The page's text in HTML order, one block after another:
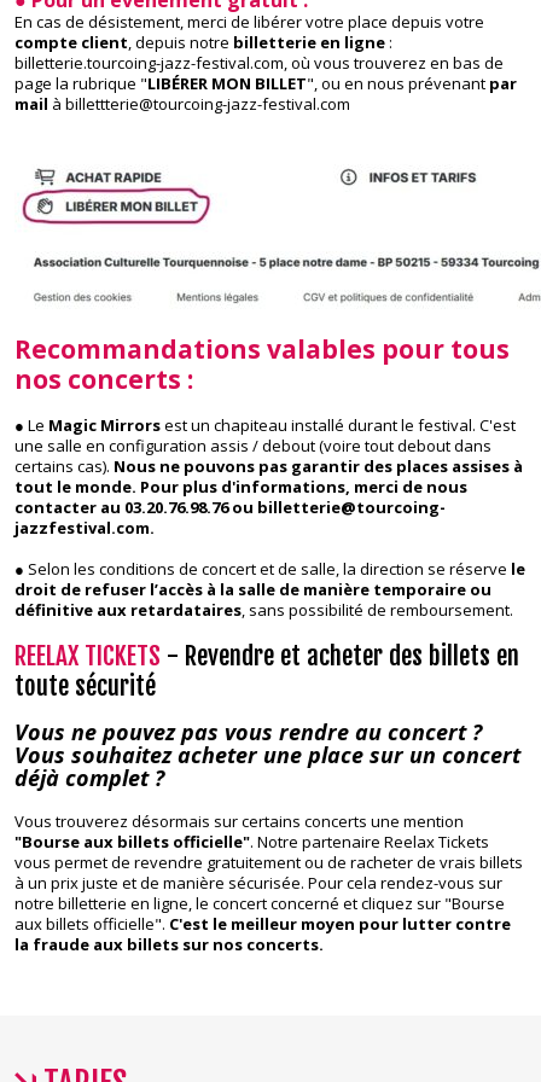
En cas de désistement, merci de libérer votre place depuis votre
compte client, depuis notre billetterie en ligne :
billetterie.tourcoing-jazz-festival.com, où vous trouverez en bas de
page la rubrique "LIBÉRER MON BILLET", ou en nous prévenant par
mail à billettterie@tourcoing-jazz-festival.com
Recommandations valables pour tous
nos concerts :
● Le Magic Mirrorsest un chapiteau installé durant le festival. C'est
une salle en configuration assis / debout (voire tout debout dans
certains cas). Nous ne pouvons pas garantir des places assises à
tout le monde. Pour plus d'informations, merci de nous
contacter au 03.20.76.98.76 ou billetterie@tourcoing-
jazzfestival.com.
● Selon les conditions de concert et de salle, la direction se réserve le
droit de refuser l’accès à la salle de manière temporaire ou
définitive aux retardataires, sans possibilité de remboursement.
REELAX TICKETS - Revendre et acheter des billets en
toute sécurité
Vous ne pouvez pas vous rendre au concert ?
Vous souhaitez acheter une place sur un concert
déjà complet ?
Vous trouverez désormais sur certains concerts une mention
"Bourse aux billets officielle". Notre partenaire Reelax Tickets
vous permet de revendre gratuitement ou de racheter de vrais billets
à un prix juste et de manière sécurisée. Pour cela rendez-vous sur
notre billetterie en ligne, le concert concerné et cliquez sur "Bourse
aux billets officielle". C'est le meilleur moyen pour lutter contre
la fraude aux billets sur nos concerts.